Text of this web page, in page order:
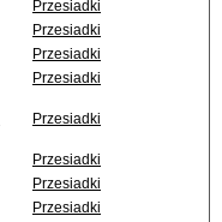
Przesiadki
Przesiadki
Przesiadki
Przesiadki
Przesiadki
Przesiadki
Przesiadki
Przesiadki